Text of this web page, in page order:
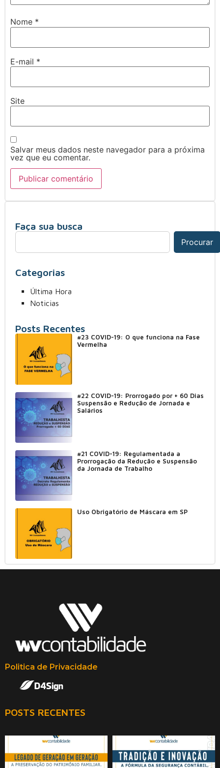
Nome *
E-mail *
Site
Salvar meus dados neste navegador para a próxima
vez que eu comentar.
Faça sua busca
Procurar
Categorias
Última Hora
Noticias
Posts Recentes
#23 COVID-19: O que funciona na Fase
Vermelha
#22 COVID-19: Prorrogado por + 60 Dias
Suspensão e Redução de Jornada e
Salários
#21 COVID-19: Regulamentada a
Prorrogação da Redução e Suspensão
da Jornada de Trabalho
Uso Obrigatório de Máscara em SP
Politica de Privacidade
POSTS RECENTES